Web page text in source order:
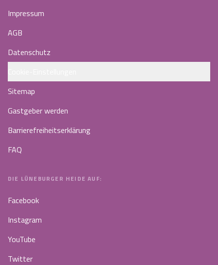
Impressum
AGB
Datenschutz
Sitemap
Gastgeber werden
Barrierefreiheitserklärung
FAQ
DIE LÜNEBURGER HEIDE AUF:
Facebook
Instagram
YouTube
Twitter